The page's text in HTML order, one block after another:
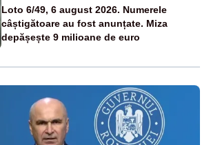
Loto 6/49, 6 august 2026. Numerele
câștigătoare au fost anunțate. Miza
depășește 9 milioane de euro